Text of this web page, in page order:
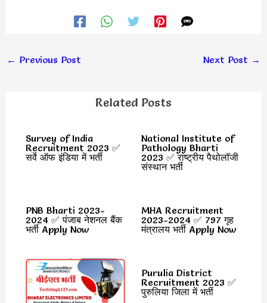
← Previous Post Next Post →
Related Posts
Survey of India
Recruitment 2023 ✅
सर्वे ऑफ इंडिया में भर्ती
National Institute of
Pathology Bharti
2023 ✅ राष्ट्रीय पैथोलॉजी
संस्थान भर्ती
PNB Bharti 2023-
2024 ✅ पंजाब नेशनल बैंक
भर्ती Apply Now
MHA Recruitment
2023-2024 ✅ 797 गृह
मंत्रालय भर्ती Apply Now
Purulia District
Recruitment 2023 ✅
पुरुलिया जिला में भर्ती